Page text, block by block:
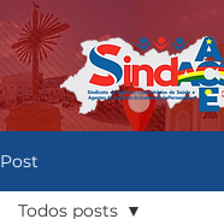
Post
Todos posts